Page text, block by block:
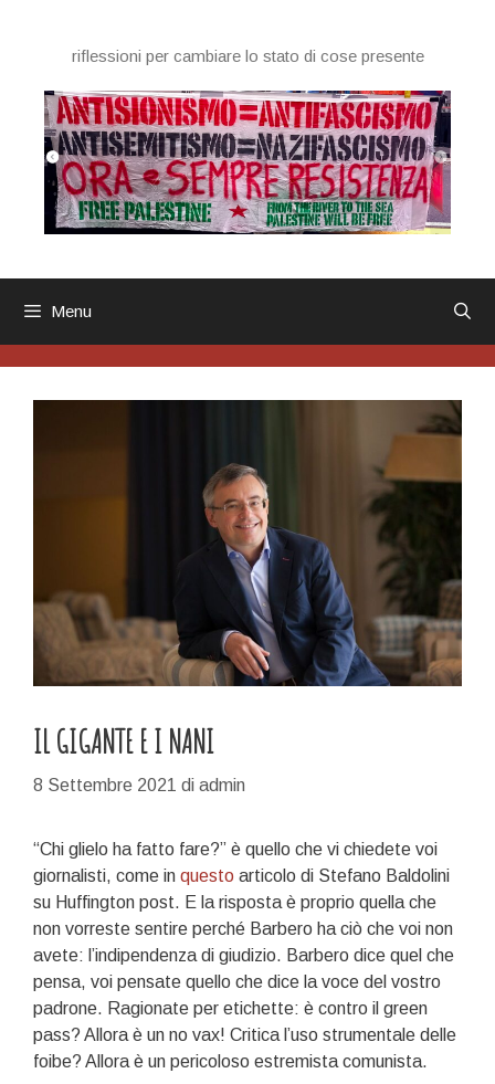
contenutoriflessioni per cambiare lo stato di cose presente
Menu
IL GIGANTE E I NANI
8 Settembre 2021 di admin
“Chi glielo ha fatto fare?” è quello che vi chiedete voi
giornalisti, come in questo articolo di Stefano Baldolini
su Huffington post. E la risposta è proprio quella che
non vorreste sentire perché Barbero ha ciò che voi non
avete: l’indipendenza di giudizio. Barbero dice quel che
pensa, voi pensate quello che dice la voce del vostro
padrone. Ragionate per etichette: è contro il green
pass? Allora è un no vax! Critica l’uso strumentale delle
foibe? Allora è un pericoloso estremista comunista.